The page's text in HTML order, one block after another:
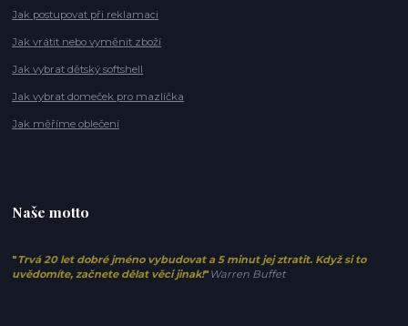
Jak postupovat při reklamaci
Jak vrátit nebo vyměnit zboží
Jak vybrat dětský softshell
Jak vybrat domeček pro mazlíčka
Jak měříme oblečení
Naše motto
" Trvá 20 let dobré jméno vybudovat a 5 minut jej ztratit. Když si to
uvědomíte, začnete dělat věci jinak!" Warren Buffet